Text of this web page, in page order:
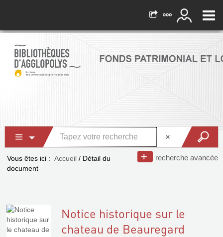
recherche avancée
Vous êtes ici : Accueil / Détail du
document
Notice historique sur le
chateau de Beauregard